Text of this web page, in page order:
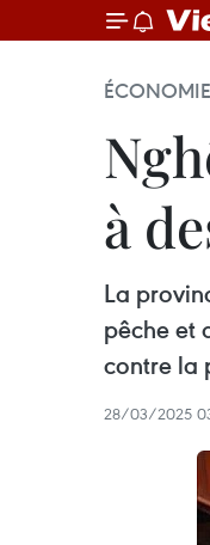
ÉCONOMIE
à
La
pêche et
contre la
28/03/2025